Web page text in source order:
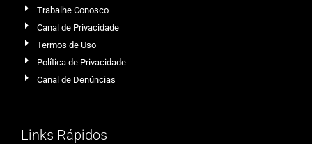
Trabalhe Conosco
Canal de Privacidade
Termos de Uso
Política de Privacidade
Canal de Denúncias
Links Rápidos